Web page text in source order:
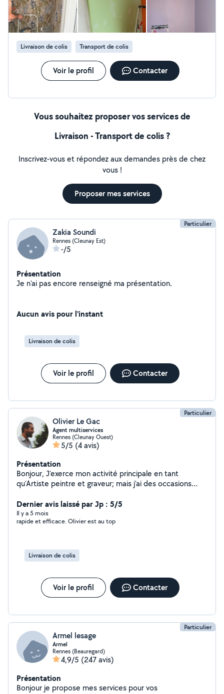
Livraison de colis Transport de colis
Voir le profil Contacter
Vous souhaitez proposer vos services de
Livraison - Transport de colis ?
Inscrivez-vous et répondez aux demandes près de chez
vous !
Proposer mes services
Particulier
Zakia Soundi
Rennes (Cleunay Est)
-/5
Présentation
Je n'ai pas encore renseigné ma présentation.
Aucun avis pour l'instant
Livraison de colis
Voir le profil Contacter
Particulier
Olivier Le Gac
Agent multiservices
Rennes (Cleunay Ouest)
5/5 (4 avis)
Présentation
Bonjour, J'exerce mon activité principale en tant
qu'Artiste peintre et graveur; mais j'ai des occasions
manutentionnaire; je réalise des petits travaux de
bricolage et peinture, de la tonte de pelouse... Je suis
Dernier avis laissé par Jp : 5/5
Il y a 5 mois
rapide et efficace. Olivier est au top
Livraison de colis
Voir le profil Contacter
Particulier
Armel lesage
Armel
Rennes (Beauregard)
4,9/5 (247 avis)
Présentation
Bonjour je propose mes services pour vos